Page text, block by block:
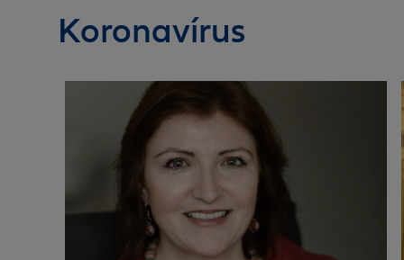
Koronavírus